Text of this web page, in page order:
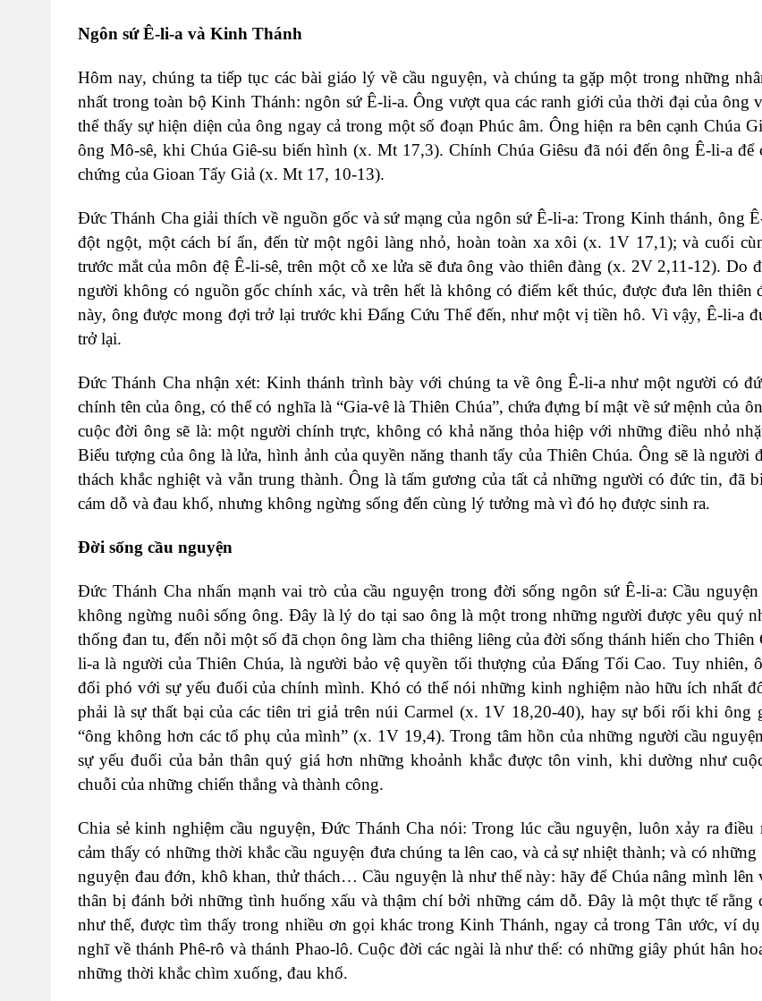
Ngôn sứ Ê-li-a và Kinh Thánh
Hôm nay, chúng ta tiếp tục các bài giáo lý về cầu nguyện, và chúng ta gặp một trong những
nhất trong toàn bộ Kinh Thánh: ngôn sứ Ê-li-a. Ông vượt qua các ranh giới của thời đại của ông
thể thấy sự hiện diện của ông ngay cả trong một số đoạn Phúc âm. Ông hiện ra bên cạnh Chúa
ông Mô-sê, khi Chúa Giê-su biến hình (x. Mt 17,3). Chính Chúa Giêsu đã nói đến ông Ê-li-a để
chứng của Gioan Tẩy Giả (x. Mt 17, 10-13).
Đức Thánh Cha giải thích về nguồn gốc và sứ mạng của ngôn sứ Ê-li-a: Trong Kinh thánh, ông
đột ngột, một cách bí ẩn, đến từ một ngôi làng nhỏ, hoàn toàn xa xôi (x. 1V 17,1); và cuối
trước mắt của môn đệ Ê-li-sê, trên một cỗ xe lửa sẽ đưa ông vào thiên đàng (x. 2V 2,11-12). Do
người không có nguồn gốc chính xác, và trên hết là không có điểm kết thúc, được đưa lên thiên
này, ông được mong đợi trở lại trước khi Đấng Cứu Thế đến, như một vị tiền hô. Vì vậy, Ê-li-a
trở lại.
Đức Thánh Cha nhận xét: Kinh thánh trình bày với chúng ta về ông Ê-li-a như một người có
chính tên của ông, có thể có nghĩa là “Gia-vê là Thiên Chúa”, chứa đựng bí mật về sứ mệnh của
cuộc đời ông sẽ là: một người chính trực, không có khả năng thỏa hiệp với những điều nhỏ
Biểu tượng của ông là lửa, hình ảnh của quyền năng thanh tẩy của Thiên Chúa. Ông sẽ là người
thách khắc nghiệt và vẫn trung thành. Ông là tấm gương của tất cả những người có đức tin, đã
cám dỗ và đau khổ, nhưng không ngừng sống đến cùng lý tưởng mà vì đó họ được sinh ra.
Đời sống cầu nguyện
Đức Thánh Cha nhấn mạnh vai trò của cầu nguyện trong đời sống ngôn sứ Ê-li-a: Cầu
không ngừng nuôi sống ông. Đây là lý do tại sao ông là một trong những người được yêu quý
thống đan tu, đến nỗi một số đã chọn ông làm cha thiêng liêng của đời sống thánh hiến cho Thiên
li-a là người của Thiên Chúa, là người bảo vệ quyền tối thượng của Đấng Tối Cao. Tuy nhiên,
đối phó với sự yếu đuối của chính mình. Khó có thể nói những kinh nghiệm nào hữu ích nhất
phải là sự thất bại của các tiên tri giả trên núi Carmel (x. 1V 18,20-40), hay sự bối rối khi ông
“ông không hơn các tổ phụ của mình” (x. 1V 19,4). Trong tâm hồn của những người cầu
sự yếu đuối của bản thân quý giá hơn những khoảnh khắc được tôn vinh, khi dường như
chuỗi của những chiến thắng và thành công.
Chia sẻ kinh nghiệm cầu nguyện, Đức Thánh Cha nói: Trong lúc cầu nguyện, luôn xảy ra điều
cảm thấy có những thời khắc cầu nguyện đưa chúng ta lên cao, và cả sự nhiệt thành; và có những
nguyện đau đớn, khô khan, thử thách… Cầu nguyện là như thế này: hãy để Chúa nâng mình lên
thân bị đánh bởi những tình huống xấu và thậm chí bởi những cám dỗ. Đây là một thực tế rằng
như thế, được tìm thấy trong nhiều ơn gọi khác trong Kinh Thánh, ngay cả trong Tân ước, ví
nghĩ về thánh Phê-rô và thánh Phao-lô. Cuộc đời các ngài là như thế: có những giây phút hân
những thời khắc chìm xuống, đau khổ.